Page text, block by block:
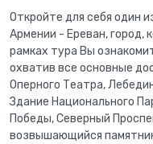
Откройте для себя один
Армении - Ереван, город,
рамках тура Вы
охватив все основные
Оперного Театра,
Здание Национального
Победы, Северный
возвышающийся